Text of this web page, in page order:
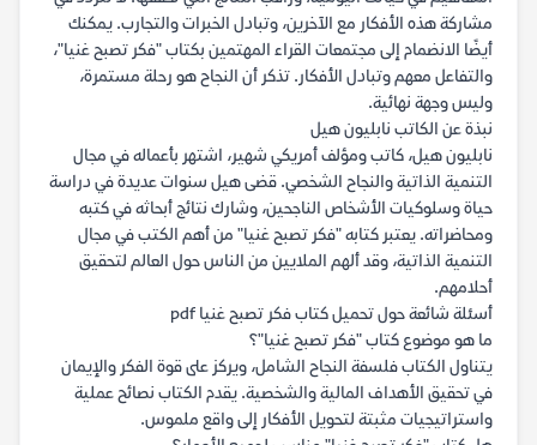
مشاركة هذه الأفكار مع الآخرين، وتبادل الخبرات والتجارب. يمكنك
أيضًا الانضمام إلى مجتمعات القراء المهتمين بكتاب "فكر تصبح غنيا"،
والتفاعل معهم وتبادل الأفكار. تذكر أن النجاح هو رحلة مستمرة،
وليس وجهة نهائية.
نبذة عن الكاتب نابليون هيل
نابليون هيل، كاتب ومؤلف أمريكي شهير، اشتهر بأعماله في مجال
التنمية الذاتية والنجاح الشخصي. قضى هيل سنوات عديدة في دراسة
حياة وسلوكيات الأشخاص الناجحين، وشارك نتائج أبحاثه في كتبه
ومحاضراته. يعتبر كتابه "فكر تصبح غنيا" من أهم الكتب في مجال
التنمية الذاتية، وقد ألهم الملايين من الناس حول العالم لتحقيق
أحلامهم.
أسئلة شائعة حول تحميل كتاب فكر تصبح غنيا pdf
ما هو موضوع كتاب "فكر تصبح غنيا"؟
يتناول الكتاب فلسفة النجاح الشامل، ويركز على قوة الفكر والإيمان
في تحقيق الأهداف المالية والشخصية. يقدم الكتاب نصائح عملية
واستراتيجيات مثبتة لتحويل الأفكار إلى واقع ملموس.